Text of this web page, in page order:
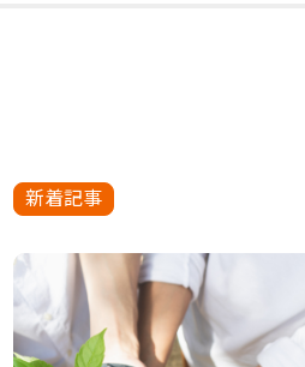
新着記事